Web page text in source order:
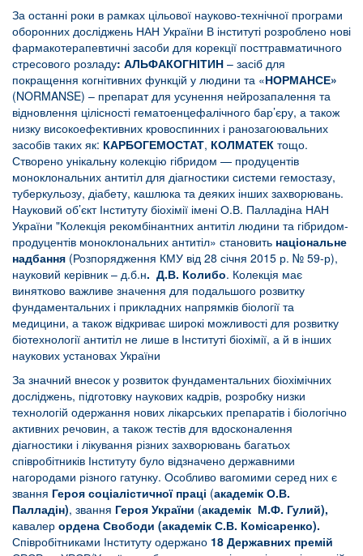
За останні роки в рамках цільової науково-технічної програми
оборонних досліджень НАН України В інституті розроблено нові
фармакотерапевтичні засоби для корекції посттравматичного
стресового розладу: АЛЬФАКОГНІТИН – засіб для
покращення когнітивних функцій у людини та «НОРМАНСЕ»
(NORMANSE) – препарат для усунення нейрозапалення та
відновлення цілісності гематоенцефалічного бар’єру, а також
низку високоефективних кровоспинних і ранозагоювальних
засобів таких як: КАРБОГЕМОСТАТ, КОЛМАТЕК тощо.
Створено унікальну колекцію гібридом — продуцентів
моноклональних антитіл для діагностики системи гемостазу,
туберкульозу, діабету, кашлюка та деяких інших захворювань.
Науковий об’єкт Інституту біохімії імені О.В. Палладіна НАН
України "Колекція рекомбінантних антитіл людини та гібридом-
продуцентів моноклональних антитіл» становить національне
надбання (Розпорядження КМУ від 28 січня 2015 р. № 59-р),
науковий керівник – д.б.н. Д.В. Колибо. Колекція має
винятково важливе значення для подальшого розвитку
фундаментальних і прикладних напрямків біології та
медицини, а також відкриває широкі можливості для розвитку
біотехнології антитіл не лише в Інституті біохімії, а й в інших
наукових установах України
За значний внесок у розвиток фундаментальних біохімічних
досліджень, підготовку наукових кадрів, розробку низки
технологій одержання нових лікарських препаратів і біологічно
активних речовин, а також тестів для вдосконалення
діагностики і лікування різних захворювань багатьох
співробітників Інституту було відзначено державними
нагородами різного гатунку. Особливо вагомими серед них є
звання Героя соціалістичної праці (академік О.В.
Палладін), звання Героя України (академік М.Ф. Гулий),
кавалер ордена Свободи (академік С.В. Комісаренко).
Співробітниками Інституту одержано 18 Державних премій